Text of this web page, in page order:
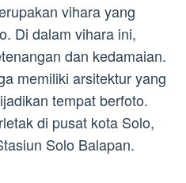
vihara yang
Di dalam vihara ini,
dan kedamaian.
memiliki arsitektur yang
tempat berfoto.
di pusat kota Solo,
Solo Balapan.